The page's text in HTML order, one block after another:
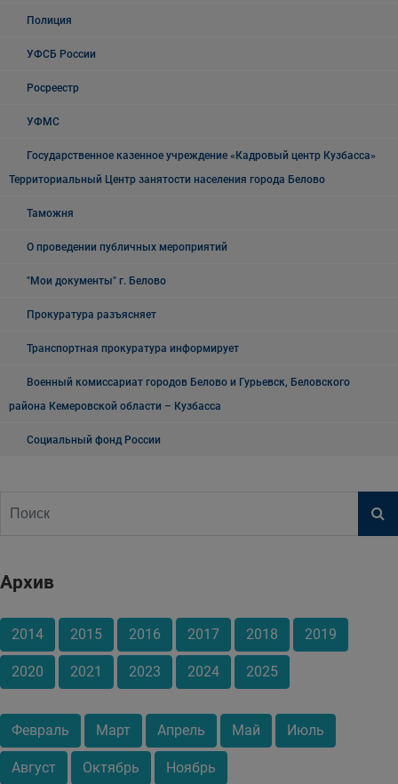
Полиция
УФСБ России
Росреестр
УФМС
Государственное казенное учреждение «Кадровый центр Кузбасса»
Территориальный Центр занятости населения города Белово
Таможня
О проведении публичных мероприятий
"Мои документы" г. Белово
Прокуратура разъясняет
Транспортная прокуратура информирует
Военный комиссариат городов Белово и Гурьевск, Беловского
района Кемеровской области – Кузбасса
Социальный фонд России
Архив
2014 2015 2016 2017 2018 2019
2020 2021 2023 2024 2025
Февраль Март Апрель Май Июль
Август Октябрь Ноябрь